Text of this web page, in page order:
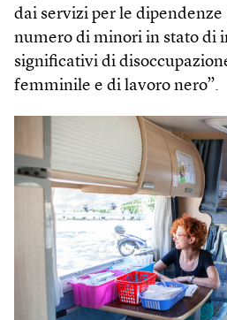
dai servizi per le
numero di minori in stato di
significativi di
femminile e di lavoro nero”.